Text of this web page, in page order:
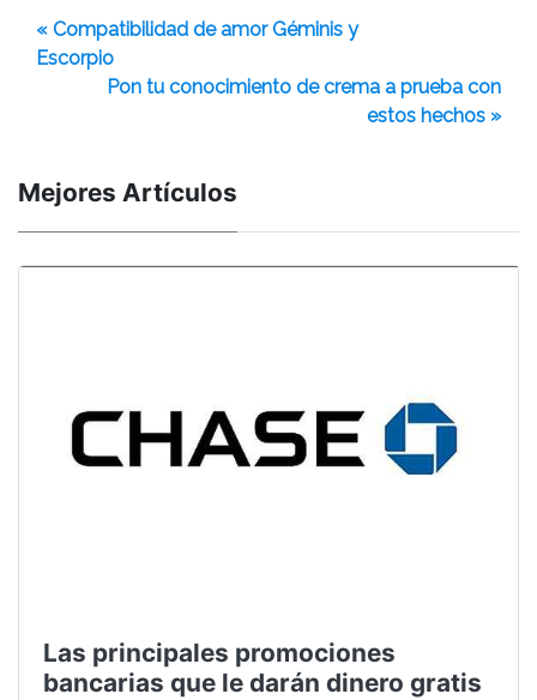
« Compatibilidad de amor Géminis y
Escorpio
Pon tu conocimiento de crema a prueba con
estos hechos »
Mejores Artículos
Las principales promociones
bancarias que le darán dinero gratis